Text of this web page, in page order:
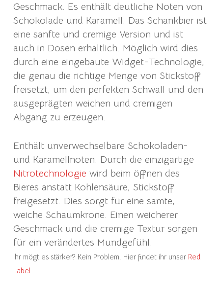
Geschmack. Es enthält deutliche Noten von
Schokolade und Karamell. Das Schankbier ist
eine sanfte und cremige Version und ist
auch in Dosen erhältlich. Möglich wird dies
durch eine eingebaute Widget-Technologie,
die genau die richtige Menge von Stickstoff
freisetzt, um den perfekten Schwall und den
ausgeprägten weichen und cremigen
Abgang zu erzeugen.
Enthält unverwechselbare Schokoladen-
und Karamellnoten. Durch die einzigartige
Nitrotechnologie wird beim öffnen des
Bieres anstatt Kohlensäure, Stickstoff
freigesetzt. Dies sorgt für eine samte,
weiche Schaumkrone. Einen weicherer
Geschmack und die cremige Textur sorgen
für ein verändertes Mundgefühl.
Ihr mögt es stärker? Kein Problem. Hier findet ihr unser Red
Label.